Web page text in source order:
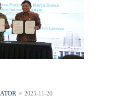
2025-11-20